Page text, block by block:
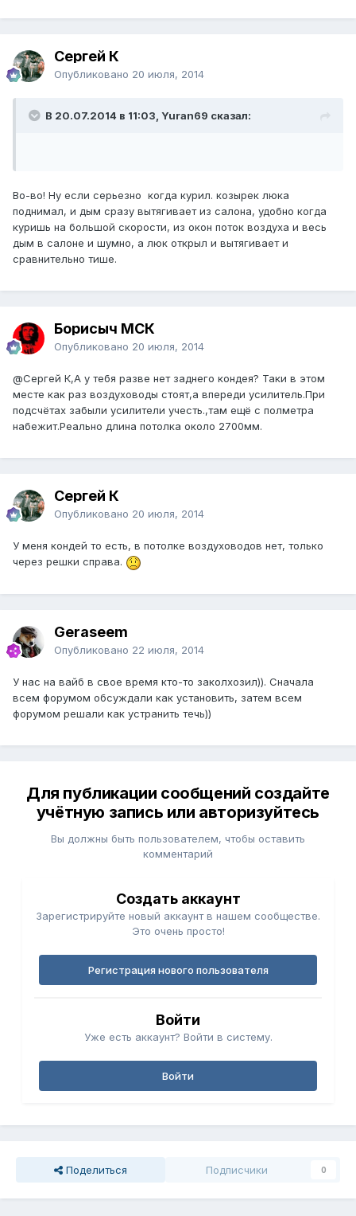
Сергей К
Опубликовано 20 июля, 2014
В 20.07.2014 в 11:03, Yuran69 сказал:
Во-во! Ну если серьезно когда курил. козырек люка
поднимал, и дым сразу вытягивает из салона, удобно когда
куришь на большой скорости, из окон поток воздуха и весь
дым в салоне и шумно, а люк открыл и вытягивает и
сравнительно тише.
Борисыч МСК
Опубликовано 20 июля, 2014
@Сергей К,А у тебя разве нет заднего кондея? Таки в этом
месте как раз воздуховоды стоят,а впереди усилитель.При
подсчётах забыли усилители учесть.,там ещё с полметра
набежит.Реально длина потолка около 2700мм.
Сергей К
Опубликовано 20 июля, 2014
У меня кондей то есть, в потолке воздуховодов нет, только
через решки справа.
Geraseem
Опубликовано 22 июля, 2014
У нас на вайб в свое время кто-то заколхозил)). Сначала
всем форумом обсуждали как установить, затем всем
форумом решали как устранить течь))
Для публикации сообщений создайте
учётную запись или авторизуйтесь
Вы должны быть пользователем, чтобы оставить
комментарий
Создать аккаунт
Зарегистрируйте новый аккаунт в нашем сообществе.
Это очень просто!
Регистрация нового пользователя
Войти
Уже есть аккаунт? Войти в систему.
Войти
Поделиться Подписчики 0